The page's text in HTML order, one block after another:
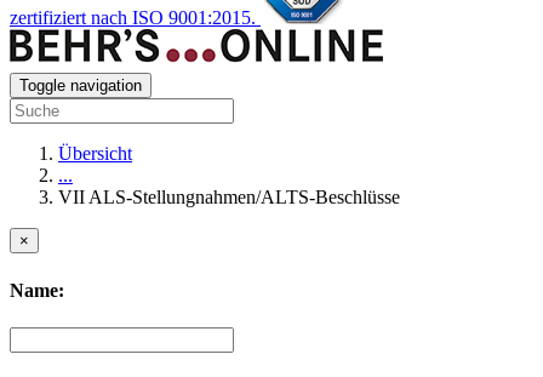
zertifiziert nach ISO 9001:2015.
Toggle navigation
Übersicht
...
VII ALS-Stellungnahmen/ALTS-Beschlüsse
×
Name: